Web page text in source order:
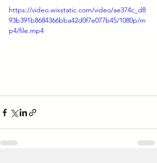
https://video.wixstatic.com/video/ae374c_d8
93b391b8684366bba42d0f7e077b45/1080p/m
p4/file.mp4